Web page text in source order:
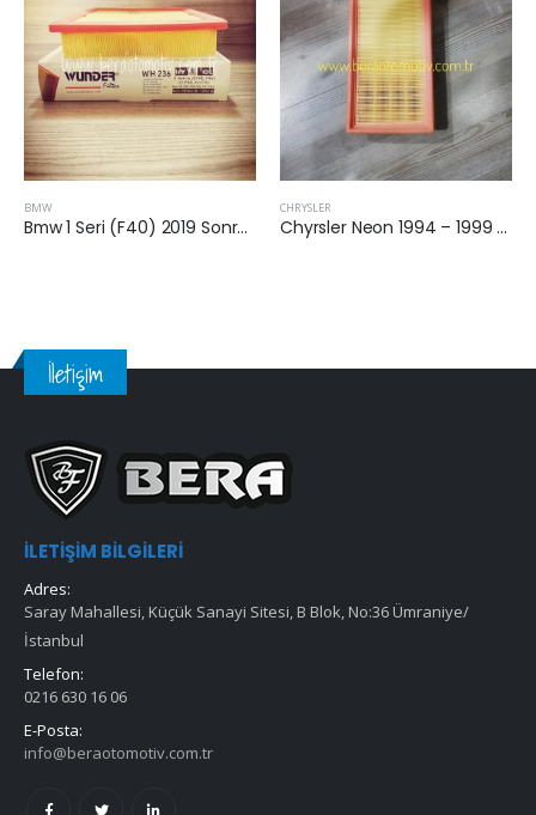
Bmw 1 Seri (F40) 2019 Sonrası 1.18 Benzinli Hava Filtresi Chyrsler Neon 1994 – 1999 2.0 Benzinli Hava Filtresi
İletişim
İLETIŞIM BILGILERI
Adres:
Saray Mahallesi, Küçük Sanayi Sitesi, B Blok, No:36 Ümraniye/
İstanbul
Telefon:
0216 630 16 06
E-Posta:
info@beraotomotiv.com.tr